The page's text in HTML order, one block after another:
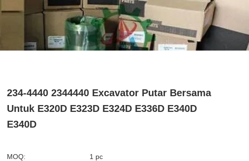
234-4440 2344440 Excavator Putar Bersama
Untuk E320D E323D E324D E336D E340D
E340D
MOQ: 1 pc